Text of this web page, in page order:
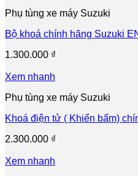
Phụ tùng xe máy Suzuki
Bộ khoá chính hãng Suzuki
1.300.000 ₫
Xem nhanh
Phụ tùng xe máy Suzuki
Khoá điện tử ( Khiển bấm)
2.300.000 ₫
Xem nhanh